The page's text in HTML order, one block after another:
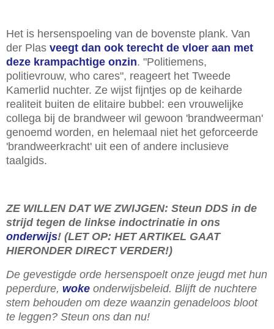
Het is hersenspoeling van de bovenste plank. Van
der Plas veegt dan ook terecht de vloer aan met
deze krampachtige onzin. "Politiemens,
politievrouw, who cares", reageert het Tweede
Kamerlid nuchter. Ze wijst fijntjes op de keiharde
realiteit buiten de elitaire bubbel: een vrouwelijke
collega bij de brandweer wil gewoon 'brandweerman'
genoemd worden, en helemaal niet het geforceerde
'brandweerkracht' uit een of andere inclusieve
taalgids.
ZE WILLEN DAT WE ZWIJGEN: Steun DDS in de
strijd tegen de linkse indoctrinatie in ons
onderwijs! (LET OP: HET ARTIKEL GAAT
HIERONDER DIRECT VERDER!)
De gevestigde orde hersenspoelt onze jeugd met hun
peperdure, woke onderwijsbeleid. Blijft de nuchtere
stem behouden om deze waanzin genadeloos bloot
te leggen? Steun ons dan nu!